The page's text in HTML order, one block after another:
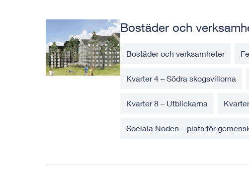
Bostäder och
Bostäder och verksamheter
Kvarter 4 – Södra skogsvillorna
Kvarter 8 – Utblickarna
Sociala Noden – plats för